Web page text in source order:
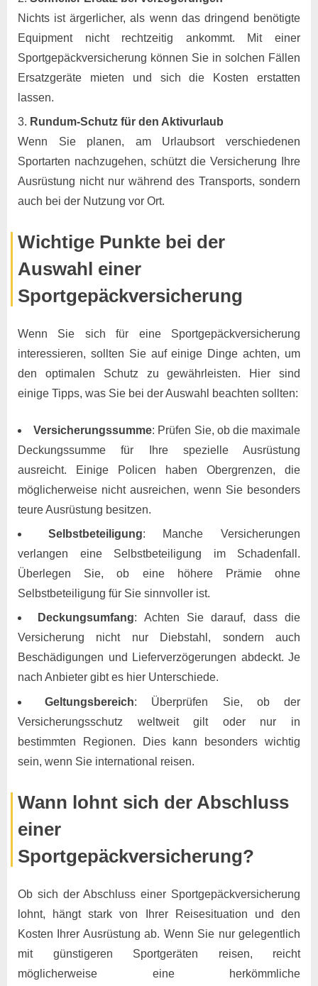
Nichts ist ärgerlicher, als wenn das dringend benötigte
Equipment nicht rechtzeitig ankommt. Mit einer
Sportgepäckversicherung können Sie in solchen Fällen
Ersatzgeräte mieten und sich die Kosten erstatten
lassen.
Rundum-Schutz für den Aktivurlaub
Wenn Sie planen, am Urlaubsort verschiedenen
Sportarten nachzugehen, schützt die Versicherung Ihre
Ausrüstung nicht nur während des Transports, sondern
auch bei der Nutzung vor Ort.
Wichtige Punkte bei der
Auswahl einer
Sportgepäckversicherung
Wenn Sie sich für eine Sportgepäckversicherung
interessieren, sollten Sie auf einige Dinge achten, um
den optimalen Schutz zu gewährleisten. Hier sind
einige Tipps, was Sie bei der Auswahl beachten sollten:
Versicherungssumme: Prüfen Sie, ob die maximale
Deckungssumme für Ihre spezielle Ausrüstung
ausreicht. Einige Policen haben Obergrenzen, die
möglicherweise nicht ausreichen, wenn Sie besonders
teure Ausrüstung besitzen.
Selbstbeteiligung: Manche Versicherungen
verlangen eine Selbstbeteiligung im Schadenfall.
Überlegen Sie, ob eine höhere Prämie ohne
Selbstbeteiligung für Sie sinnvoller ist.
Deckungsumfang: Achten Sie darauf, dass die
Versicherung nicht nur Diebstahl, sondern auch
Beschädigungen und Lieferverzögerungen abdeckt. Je
nach Anbieter gibt es hier Unterschiede.
Geltungsbereich: Überprüfen Sie, ob der
Versicherungsschutz weltweit gilt oder nur in
bestimmten Regionen. Dies kann besonders wichtig
sein, wenn Sie international reisen.
Wann lohnt sich der Abschluss
einer
Sportgepäckversicherung?
Ob sich der Abschluss einer Sportgepäckversicherung
lohnt, hängt stark von Ihrer Reisesituation und den
Kosten Ihrer Ausrüstung ab. Wenn Sie nur gelegentlich
mit günstigeren Sportgeräten reisen, reicht
möglicherweise eine herkömmliche